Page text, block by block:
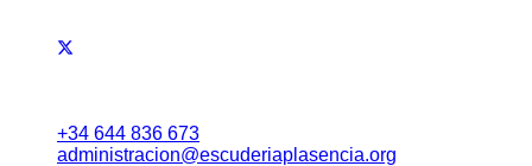
+34 644 836 673
administracion@escuderiaplasencia.org